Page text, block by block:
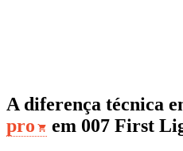
A diferença técnica
pro
em 007 First